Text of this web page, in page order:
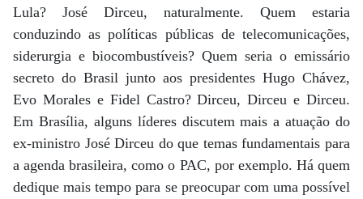
Lula? José Dirceu, naturalmente. Quem estaria
conduzindo as políticas públicas de telecomunicações,
siderurgia e biocombustíveis? Quem seria o emissário
secreto do Brasil junto aos presidentes Hugo Chávez,
Evo Morales e Fidel Castro? Dirceu, Dirceu e Dirceu.
Em Brasília, alguns líderes discutem mais a atuação do
ex-ministro José Dirceu do que temas fundamentais para
a agenda brasileira, como o PAC, por exemplo. Há quem
dedique mais tempo para se preocupar com uma possível